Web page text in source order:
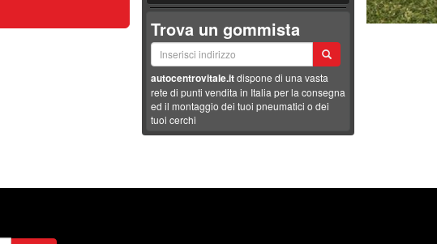
Trova un gommista
autocentrovitale.itdispone di una vasta
rete di punti vendita in Italia per la consegna
ed il montaggio dei tuoi pneumatici o dei
tuoi cerchi